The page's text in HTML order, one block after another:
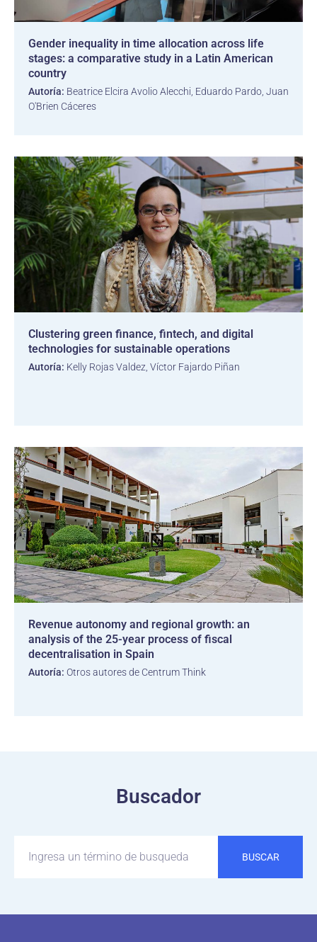
Gender inequality in time allocation across life
stages: a comparative study in a Latin American
country
Autoría: Beatrice Elcira Avolio Alecchi, Eduardo Pardo, Juan
O'Brien Cáceres
Clustering green finance, fintech, and digital
technologies for sustainable operations
Autoría: Kelly Rojas Valdez, Víctor Fajardo Piñan
Revenue autonomy and regional growth: an
analysis of the 25-year process of fiscal
decentralisation in Spain
Autoría: Otros autores de Centrum Think
Buscador
BUSCAR